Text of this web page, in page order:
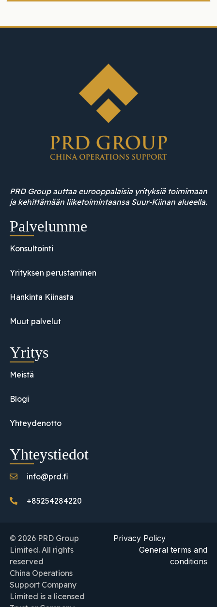
PRD Group auttaa eurooppalaisia yrityksiä toimimaan
ja kehittämään liiketoimintaansa Suur-Kiinan alueella.
Palvelumme
Konsultointi
Yrityksen perustaminen
Hankinta Kiinasta
Muut palvelut
Yritys
Meistä
Blogi
Yhteydenotto
Yhteystiedot
info@prd.fi
+85254284220
© 2026 PRD Group
Limited. All rights
reserved
China Operations
Support Company
Limited is a licensed
Privacy Policy
General terms and
conditions